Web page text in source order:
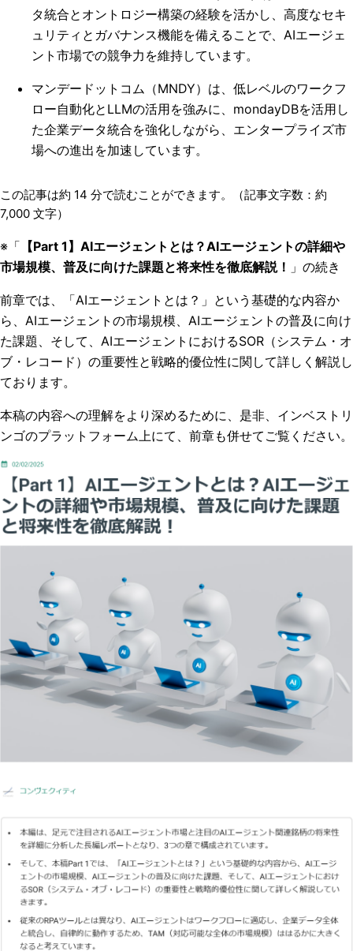
タ統合とオントロジー構築の経験を活かし、高度なセキ
ュリティとガバナンス機能を備えることで、AIエージェ
ント市場での競争力を維持しています。
マンデードットコム（MNDY）は、低レベルのワークフ
ロー自動化とLLMの活用を強みに、mondayDBを活用し
た企業データ統合を強化しながら、エンタープライズ市
場への進出を加速しています。
この記事は約 14 分で読むことができます。（記事文字数：約
7,000 文字）
※「 【Part 1】AIエージェントとは？AIエージェントの詳細や
市場規模、普及に向けた課題と将来性を徹底解説！ 」の続き
前章では、「AIエージェントとは？」という基礎的な内容か
ら、AIエージェントの市場規模、AIエージェントの普及に向け
た課題、そして、AIエージェントにおけるSOR（システム・オ
ブ・レコード）の重要性と戦略的優位性に関して詳しく解説し
ております。
本稿の内容への理解をより深めるために、是非、インベストリ
ンゴのプラットフォーム上にて、前章も併せてご覧ください。